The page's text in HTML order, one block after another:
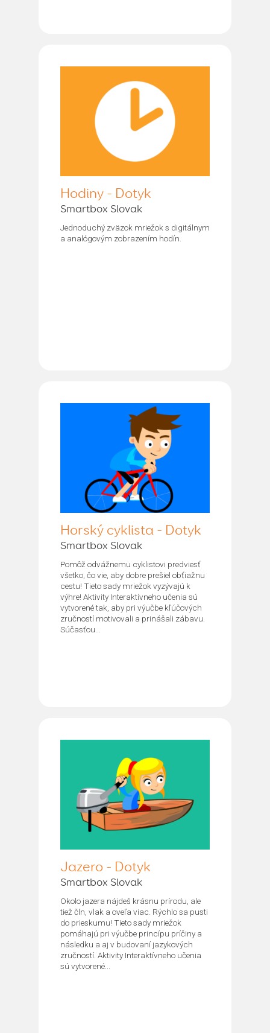
Hodiny - Dotyk
Smartbox Slovak
Jednoduchý zväzok mriežok s digitálnym
a analógovým zobrazením hodín.
Horský cyklista - Dotyk
Smartbox Slovak
Pomôž odvážnemu cyklistovi predviesť
všetko, čo vie, aby dobre prešiel obťiažnu
cestu! Tieto sady mriežok vyzývajú k
výhre! Aktivity Interaktívneho učenia sú
vytvorené tak, aby pri výučbe kľúčových
zručností motivovali a prinášali zábavu.
Súčasťou...
Jazero - Dotyk
Smartbox Slovak
Okolo jazera nájdeš krásnu prírodu, ale
tiež čln, vlak a oveľa viac. Rýchlo sa pusti
do prieskumu! Tieto sady mriežok
pomáhajú pri výučbe princípu príčiny a
následku a aj v budovaní jazykových
zručností. Aktivity Interaktívneho učenia
sú vytvorené...